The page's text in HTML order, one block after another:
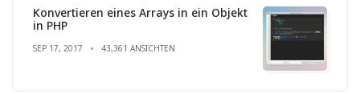
Konvertieren eines Arrays in ein Objekt
in PHP
SEP 17, 2017 43,361 ANSICHTEN